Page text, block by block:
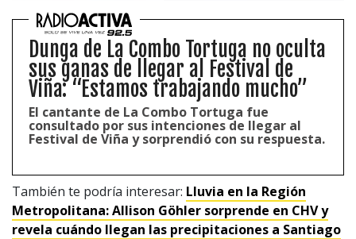
Dunga de La Combo Tortuga no oculta
sus ganas de llegar al Festival de
Viña: “Estamos trabajando mucho”
El cantante de La Combo Tortuga fue
consultado por sus intenciones de llegar al
Festival de Viña y sorprendió con su respuesta.
También te podría interesar: Lluvia en la Región
Metropolitana: Allison Göhler sorprende en CHV y
revela cuándo llegan las precipitaciones a Santiago